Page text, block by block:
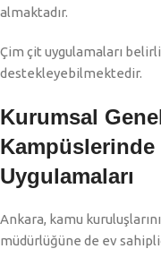
almaktadır.
Çim çit uygulamaları
destekleyebilmektedir.
Kurumsal
Kampüslerinde
Uygulamaları
Ankara, kamu
müdürlüğüne de ev